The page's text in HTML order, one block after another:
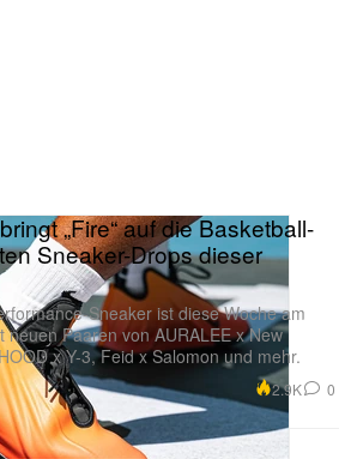
„Fire“ auf die Basketball-
Sneaker-Drops dieser
Sneaker ist diese Woche am
neuen Paaren von AURALEE x New
x Y-3, Feid x Salomon und mehr.
2.9K 0